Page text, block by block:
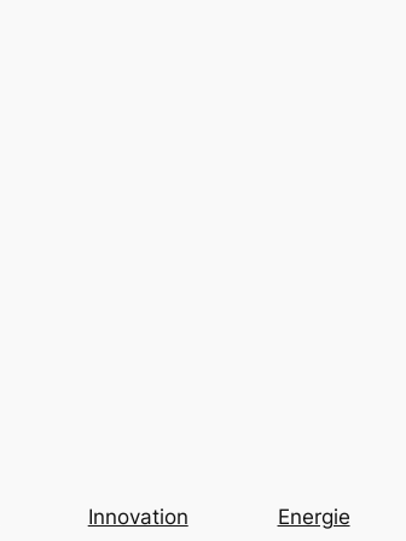
Innovation Energie